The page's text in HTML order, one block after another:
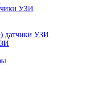
УЗИ
датчики УЗИ